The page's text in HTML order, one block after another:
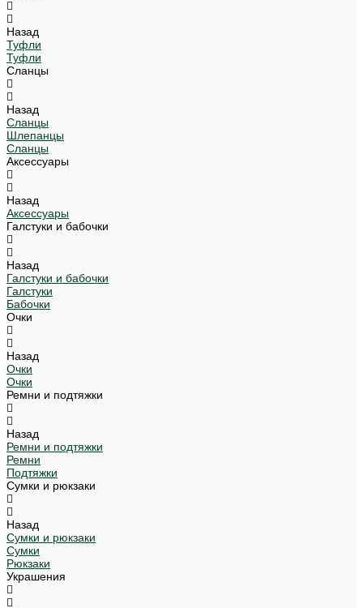
Назад
Туфли
Туфли
Сланцы
Назад
Сланцы
Шлепанцы
Сланцы
Аксессуары
Назад
Аксессуары
Галстуки и бабочки
Назад
Галстуки и бабочки
Галстуки
Бабочки
Очки
Назад
Очки
Очки
Ремни и подтяжки
Назад
Ремни и подтяжки
Ремни
Подтяжки
Сумки и рюкзаки
Назад
Сумки и рюкзаки
Сумки
Рюкзаки
Украшения